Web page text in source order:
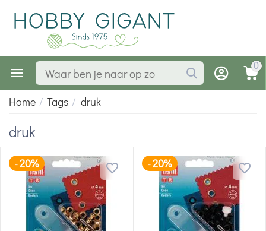
0
Home / Tags / druk
druk
-20% -20%